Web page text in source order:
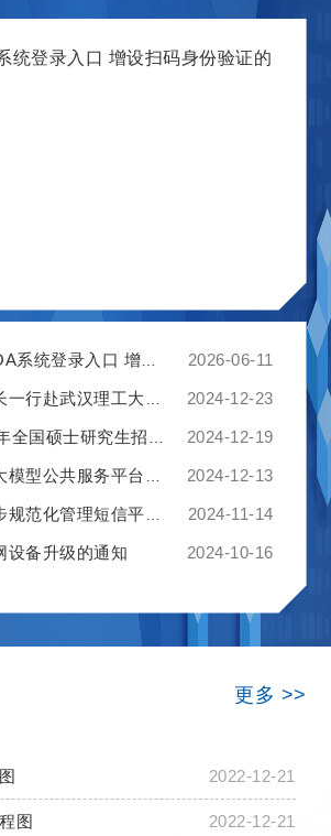
统登录入口 增设扫码身份验证的
2026-06-11
入口 增设扫码身份验证的通知
2024-12-23
武汉理工大学调研信息化工作
2024-12-19
招生考试期间 临时关闭无线网络（WIFI）的通知
2024-12-13
共服务平台开通试运行的通知
2024-11-14
化管理短信平台的通知
2024-10-16
设备升级的通知
更多 >>
2022-12-21
2022-12-21
图